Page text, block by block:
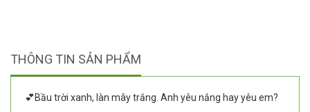
THÔNG TIN SẢN PHẨM
💕Bầu trời xanh, làn mây trắng. Anh yêu nắng hay yêu em?